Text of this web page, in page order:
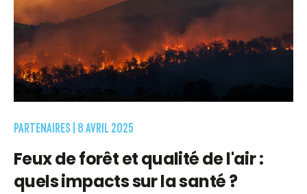
PARTENAIRES | 8 AVRIL 2025
Feux de forêt et qualité de l'air :
quels impacts sur la santé ?